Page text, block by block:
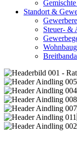
Standort &
Steuer- &